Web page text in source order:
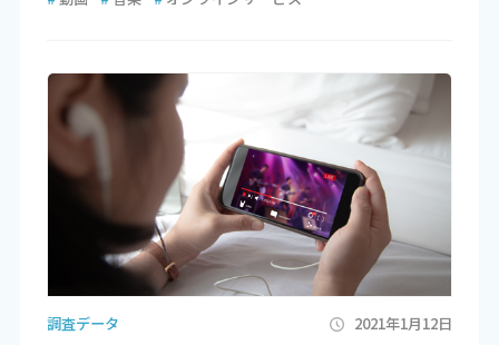
調査データ 2021年1月12日